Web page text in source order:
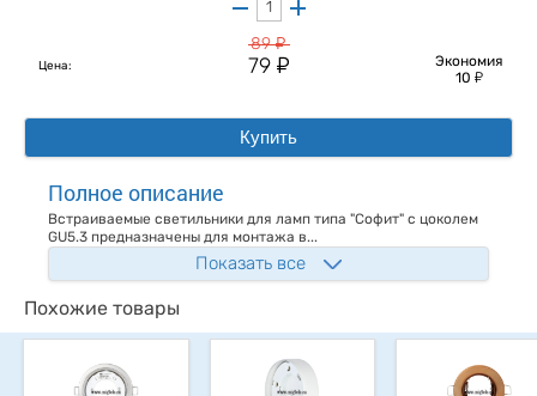
Цена:
89у
79 у
Экономия
10 у
Купить
Полное описание
Встраиваемые светильники для ламп типа "Софит" с цоколем
GU5.3 предназначены для монтажа в...
Показать все
Похожие товары